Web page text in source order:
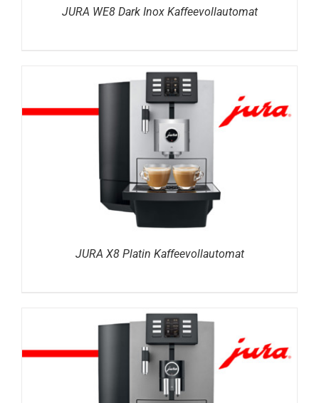
JURA WE8 Dark Inox Kaffeevollautomat
DETAILS
JURA X8 Platin Kaffeevollautomat
DETAILS